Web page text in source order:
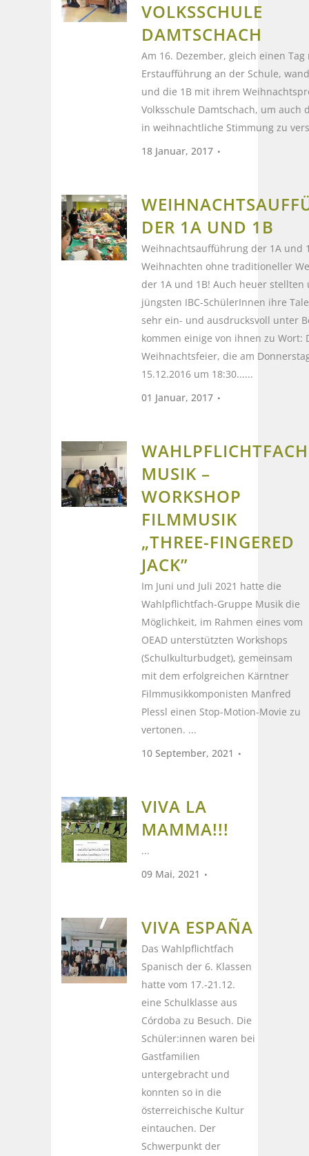
VOLKSSCHULE
DAMTSCHACH
Am 16. Dezember, gleich einen Tag
Erstaufführung an der Schule,
und die 1B mit ihrem
Volksschule Damtschach, um auch
in weihnachtliche Stimmung zu
18 Januar, 2017
DER 1A UND 1B
Weihnachtsaufführung der 1A und
Weihnachten ohne traditioneller
der 1A und 1B! Auch heuer stellten
jüngsten IBC-SchülerInnen ihre
sehr ein- und ausdrucksvoll unter
kommen einige von ihnen zu Wort:
Weihnachtsfeier, die am
15.12.2016 um 18:30......
01 Januar, 2017
WAHLPFLICHTFACH
MUSIK –
WORKSHOP
FILMMUSIK
„THREE-FINGERED
JACK”
Im Juni und Juli 2021 hatte die
Wahlpflichtfach-Gruppe Musik die
Möglichkeit, im Rahmen eines vom
OEAD unterstützten Workshops
(Schulkulturbudget), gemeinsam
mit dem erfolgreichen Kärntner
Filmmusikkomponisten Manfred
Plessl einen Stop-Motion-Movie zu
vertonen. ...
10 September, 2021
VIVA LA
MAMMA!!!
...
09 Mai, 2021
VIVA ESPAÑA
Das Wahlpflichtfach
Spanisch der 6. Klassen
hatte vom 17.-21.12.
eine Schulklasse aus
Córdoba zu Besuch. Die
Schüler:innen waren bei
Gastfamilien
untergebracht und
konnten so in die
österreichische Kultur
eintauchen. Der
Schwerpunkt der